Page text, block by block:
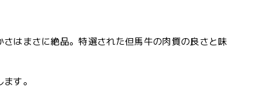
はまさに絶品。特選された但馬牛の肉質の良さと味
す。